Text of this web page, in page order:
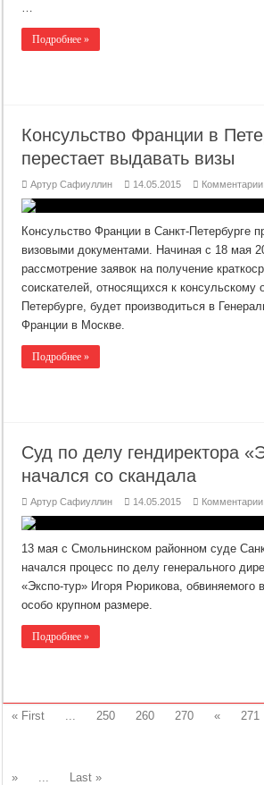
…
Подробнее »
Консульство Франции в
перестает выдавать визы
Артур Сафиуллин 14.05.2015 Комментарии
Консульство Франции в Санкт-Петербурге
визовыми документами. Начиная с 18 мая
рассмотрение заявок на получение
соискателей, относящихся к консульскому
Петербурге, будет производиться в
Франции в Москве.
Подробнее »
Суд по делу гендиректора
начался со скандала
Артур Сафиуллин 14.05.2015 Комментарии
13 мая с Смольнинском районном суде
начался процесс по делу генерального
«Экспо-тур» Игоря Рюрикова, обвиняемого
особо крупном размере.
Подробнее »
« First ... 250 260 270 « 271
»
... Last »